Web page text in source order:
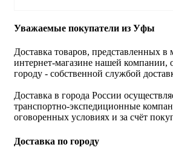
Уважаемые покупатели из Уфы
Доставка товаров, представленных в
интернет-магазине нашей компании,
городу - собственной службой
Доставка в города России
транспортно-экспедиционные
оговоренных условиях и за счёт
Доставка по городу